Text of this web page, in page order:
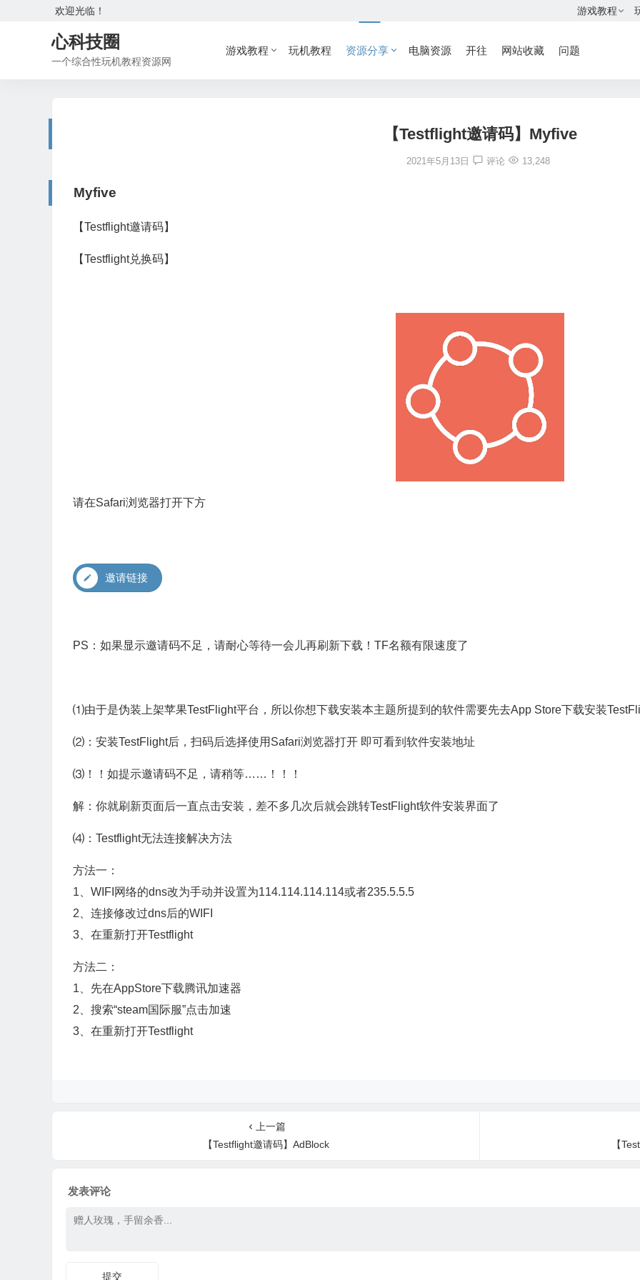
欢迎光临！ 游戏教程
心科技圈
一个综合性玩机教程资源网
游戏教程 玩机教程 资源分享 电脑资源 开往 网站收藏 问题
【Testflight邀请码】Myfive
2021年5月13日 评论 13,248
Myfive
【Testflight邀请码】
【Testflight兑换码】
请在Safari浏览器打开下方
邀请链接
PS：如果显示邀请码不足，请耐心等待一会儿再刷新下载！TF名额有限速度了
⑴由于是伪装上架苹果TestFlight平台，所以你想下载安装本主题所提到的软件需要先去App Store下载安装
⑵：安装TestFlight后，扫码后选择使用Safari浏览器打开 即可看到软件安装地址
⑶！！如提示邀请码不足，请稍等……！！！
解：你就刷新页面后一直点击安装，差不多几次后就会跳转TestFlight软件安装界面了
⑷：Testflight无法连接解决方法
方法一：
1、WIFI网络的dns改为手动并设置为114.114.114.114或者235.5.5.5
2、连接修改过dns后的WIFI
3、在重新打开Testflight
方法二：
1、先在AppStore下载腾讯加速器
2、搜索“steam国际服”点击加速
3、在重新打开Testflight
上一篇
【Testflight邀请码】AdBlock
【
发表评论